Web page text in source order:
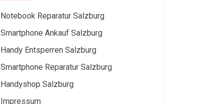
Notebook Reparatur Salzburg
Smartphone Ankauf Salzburg
Handy Entsperren Salzburg
Smartphone Reparatur Salzburg
Handyshop Salzburg
Impressum